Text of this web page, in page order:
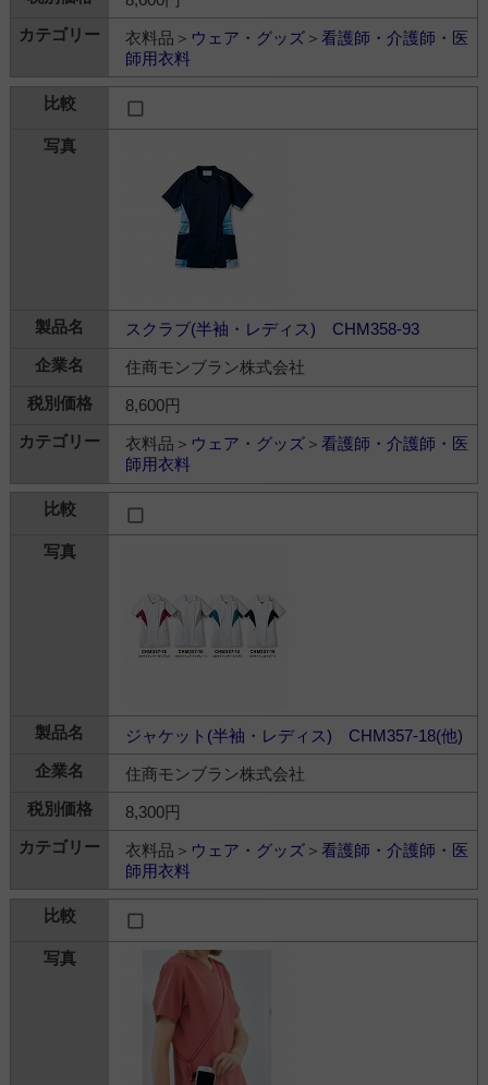
衣料品＞ ウェア・グッズ＞ 看護師・介護師・医
師用衣料
スクラブ(半袖・レディス) CHM358-93
住商モンブラン株式会社
8,600円
衣料品＞ ウェア・グッズ＞ 看護師・介護師・医
師用衣料
ジャケット(半袖・レディス) CHM357-18(他)
住商モンブラン株式会社
8,300円
衣料品＞ ウェア・グッズ＞ 看護師・介護師・医
師用衣料